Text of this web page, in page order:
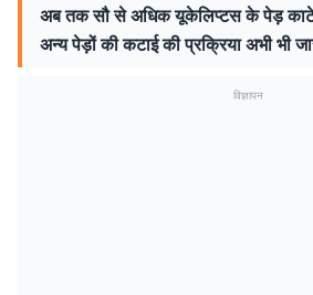
अब तक सौ से अधिक यूकेलिप्टस के पेड़
अन्य पेड़ों की कटाई की प्रक्रिया अभी भी
विज्ञापन